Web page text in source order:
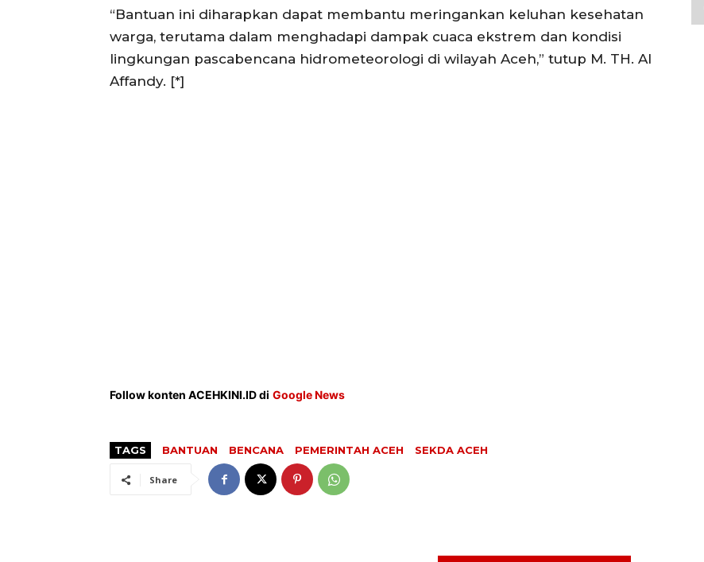
“Bantuan ini diharapkan dapat membantu meringankan keluhan kesehatan
warga, terutama dalam menghadapi dampak cuaca ekstrem dan kondisi
lingkungan pascabencana hidrometeorologi di wilayah Aceh,” tutup M. TH. Al
Affandy. [*]
Follow konten ACEHKINI.ID di Google News
TAGS BANTUAN BENCANA PEMERINTAH ACEH SEKDA ACEH
Share